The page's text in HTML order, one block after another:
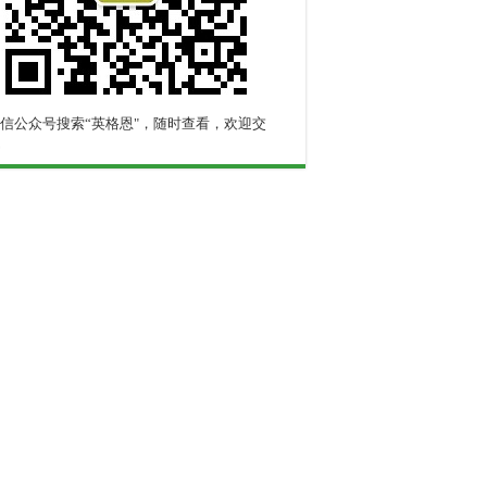
公众号搜索“英格恩"，随时查看，欢迎交